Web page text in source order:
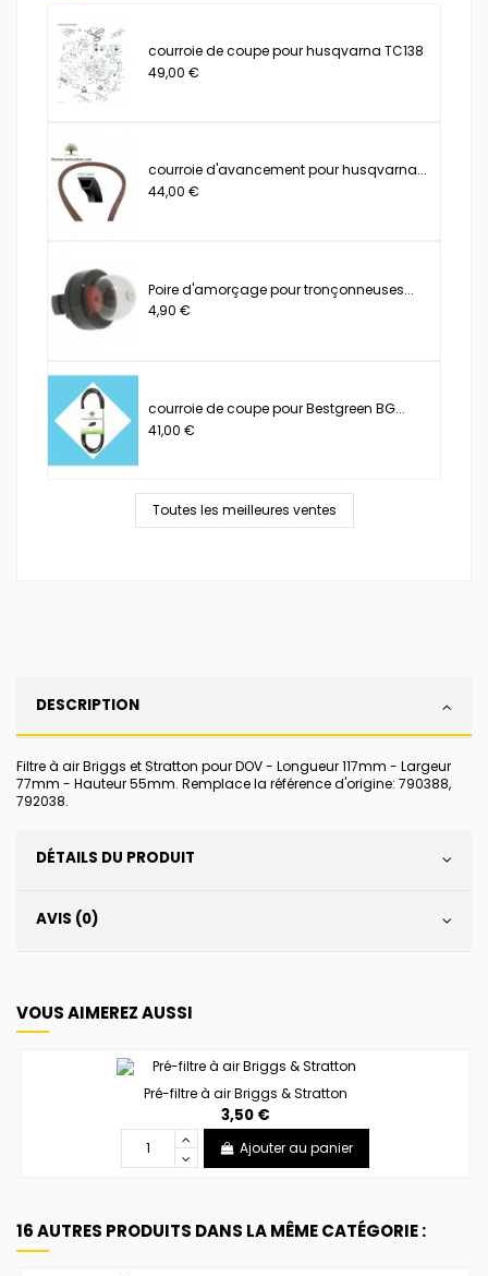
courroie de coupe pour husqvarna TC138
49,00 €
courroie d'avancement pour husqvarna...
44,00 €
Poire d'amorçage pour tronçonneuses...
4,90 €
courroie de coupe pour Bestgreen BG...
41,00 €
Toutes les meilleures ventes
DESCRIPTION
Filtre à air Briggs et Stratton pour DOV - Longueur 117mm - Largeur
77mm - Hauteur 55mm. Remplace la référence d'origine: 790388,
792038.
DÉTAILS DU PRODUIT
AVIS (0)
VOUS AIMEREZ AUSSI
Pré-filtre à air Briggs & Stratton
3,50 €
Ajouter au panier
16 AUTRES PRODUITS DANS LA MÊME CATÉGORIE :